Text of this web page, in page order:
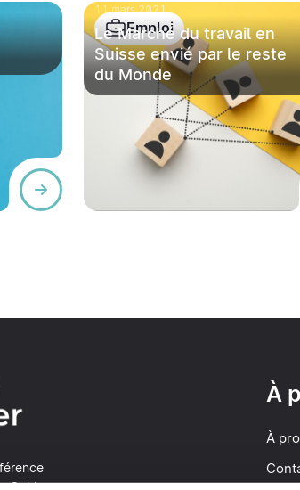
Emploi
11 mars 2021
Le Marché du travail en
Suisse envié par le reste
du Monde
Guide,
À
À